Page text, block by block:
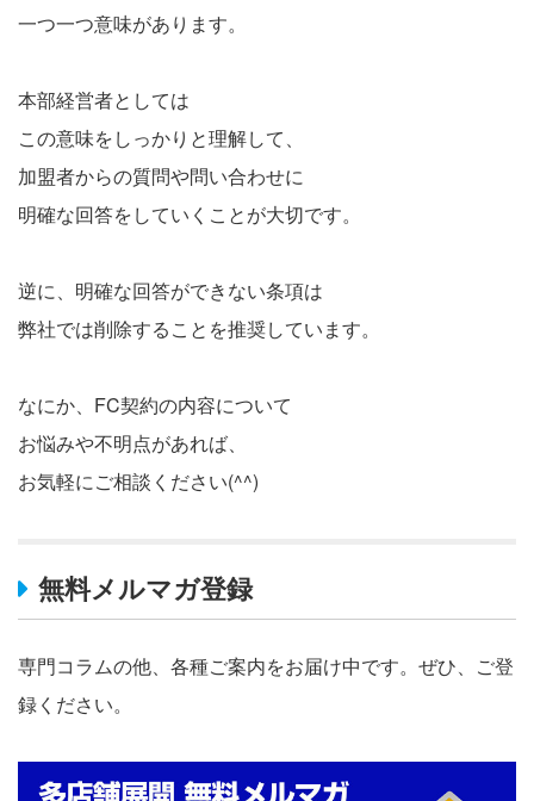
一つ一つ意味があります。
本部経営者としては
この意味をしっかりと理解して、
加盟者からの質問や問い合わせに
明確な回答をしていくことが大切です。
逆に、明確な回答ができない条項は
弊社では削除することを推奨しています。
なにか、FC契約の内容について
お悩みや不明点があれば、
お気軽にご相談ください(^^)
無料メルマガ登録
専門コラムの他、各種ご案内をお届け中です。ぜひ、ご登
録ください。